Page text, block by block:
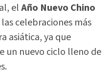
elAño Nuevo Chino
celebraciones más
asiática, ya que
un nuevo ciclo lleno de